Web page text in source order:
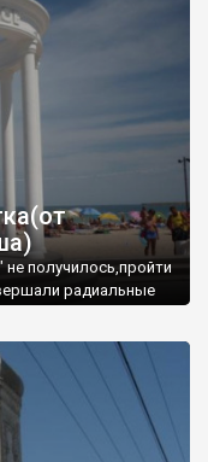
получилось,пройти
радиальные